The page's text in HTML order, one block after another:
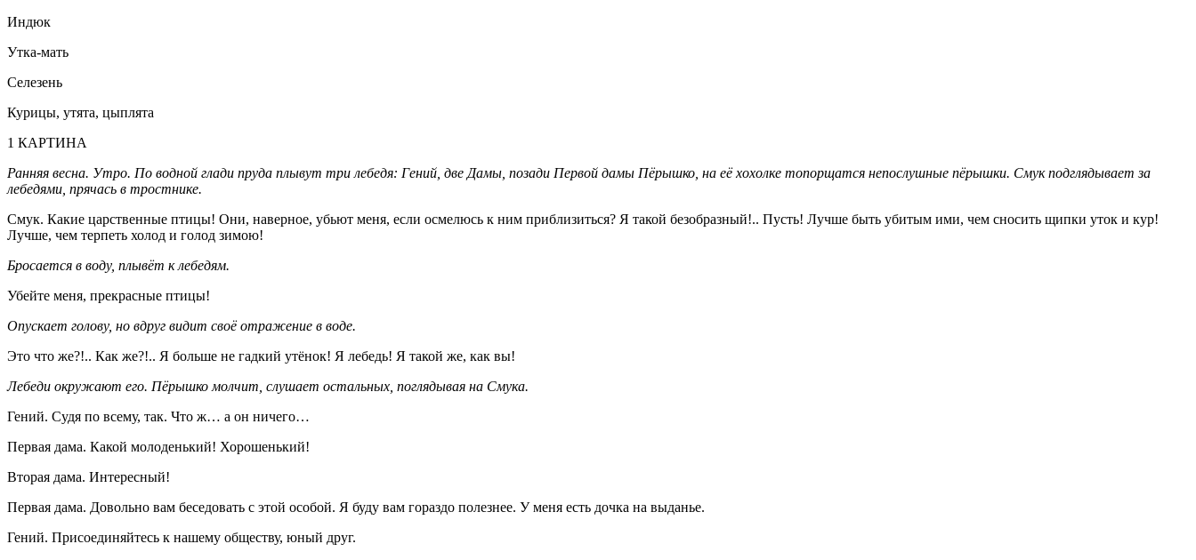
Индюк
Утка-мать
Селезень
Курицы, утята, цыплята
1 КАРТИНА
Ранняя весна. Утро. По водной глади пруда плывут три лебедя: Гений, две Дамы, позади Первой дамы Пёрышко, на её хохолке топорщатся непослушные пёрышки. Смук подглядывает за
лебедями, прячась в тростнике.
Смук. Какие царственные птицы! Они, наверное, убьют меня, если осмелюсь к ним приблизиться? Я такой безобразный!.. Пусть! Лучше быть убитым ими, чем сносить щипки уток и кур!
Лучше, чем терпеть холод и голод зимою!
Бросается в воду, плывёт к лебедям.
Убейте меня, прекрасные птицы!
Опускает голову, но вдруг видит своё отражение в воде.
Это что же?!.. Как же?!.. Я больше не гадкий утёнок! Я лебедь! Я такой же, как вы!
Лебеди окружают его. Пёрышко молчит, слушает остальных, поглядывая на Смука.
Гений. Судя по всему, так. Что ж… а он ничего…
Первая дама. Какой молоденький! Хорошенький!
Вторая дама. Интересный!
Первая дама. Довольно вам беседовать с этой особой. Я буду вам гораздо полезнее. У меня есть дочка на выданье.
Гений. Присоединяйтесь к нашему обществу, юный друг.